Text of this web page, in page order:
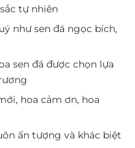
tự nhiên
như sen đá ngọc bích,
sen đá được chọn lựa
hoa cảm ơn, hoa
ấn tượng và khác biệt